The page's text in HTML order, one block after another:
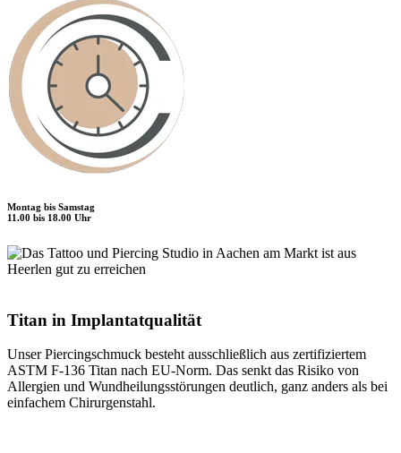
Montag bis Samstag
11.00 bis 18.00 Uhr
Titan in Implantatqualität
Unser Piercingschmuck besteht ausschließlich aus zertifiziertem
ASTM F-136 Titan nach EU-Norm. Das senkt das Risiko von
Allergien und Wundheilungsstörungen deutlich, ganz anders als bei
einfachem Chirurgenstahl.